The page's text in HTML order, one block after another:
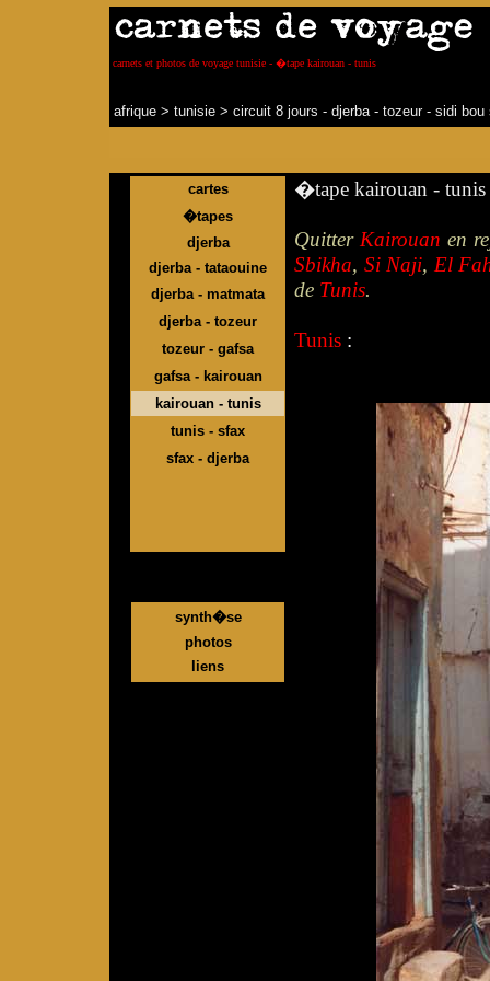
carnets et photos de voyage tunisie - �tape kairouan - tunis
afrique > tunisie > circuit 8 jours - djerba - tozeur - sidi
cartes
�tapes
djerba
djerba - tataouine
djerba - matmata
djerba - tozeur
tozeur - gafsa
gafsa - kairouan
kairouan - tunis
tunis - sfax
sfax - djerba
synth�se
photos
liens
�tape kairouan - tunis
Quitter Kairouan en
Sbikha, Si Naji, El
de Tunis.
Tunis :